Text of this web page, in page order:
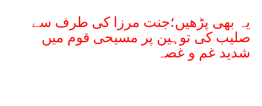
یہ بھی پڑھیں؛جنت مرزا کی طرف سے
صلیب کی توہین پر مسیحی قوم میں
شدید غم و غصہ